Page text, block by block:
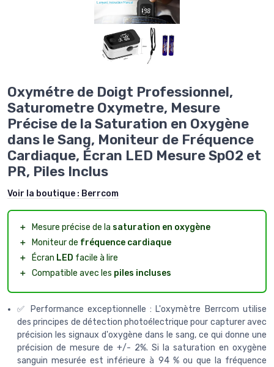
Oxymétre de Doigt Professionnel,
Saturometre Oxymetre, Mesure
Précise de la Saturation en Oxygène
dans le Sang, Moniteur de Fréquence
Cardiaque, Écran LED Mesure SpO2 et
PR, Piles Inclus
Voir la boutique : Berrcom
＋ Mesure précise de la saturation en oxygène
＋
Moniteur de fréquence cardiaque
＋
Écran LED facile à lire
＋ Compatible avec les piles incluses
✅ Performance exceptionnelle : L'oxymètre Berrcom utilise
des principes de détection photoélectrique pour capturer avec
précision les signaux d'oxygène dans le sang, ce qui donne une
précision de mesure de +/- 2%. Si la saturation en oxygène
sanguin mesurée est inférieure à 94 % ou que la fréquence